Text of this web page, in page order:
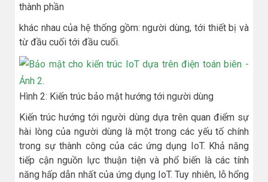
thành phần
khác nhau của hệ thống gồm: người dùng, tới thiết bị và
từ đầu cuối tới đầu cuối.
Hình 2: Kiến trúc bảo mật hướng tới người dùng
Kiến trúc hướng tới người dùng dựa trên quan điểm sự
hài lòng của người dùng là một trong các yếu tố chính
trong sự thành công của các ứng dụng IoT. Khả năng
tiếp cận nguồn lực thuận tiện và phổ biến là các tính
năng hấp dẫn nhất của ứng dụng IoT. Tuy nhiên, lỗ hổng